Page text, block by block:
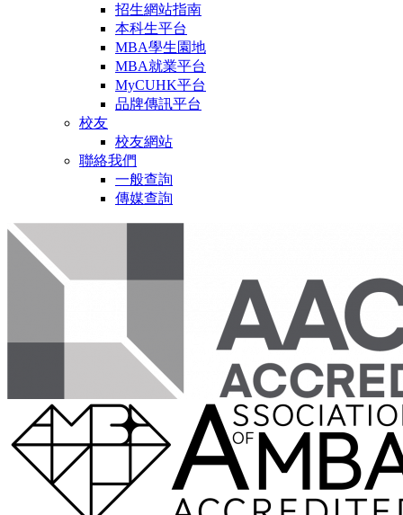
招生網站指南
本科生平台
MBA學生園地
MBA就業平台
MyCUHK平台
品牌傳訊平台
校友
校友網站
聯絡我們
一般查詢
傳媒查詢